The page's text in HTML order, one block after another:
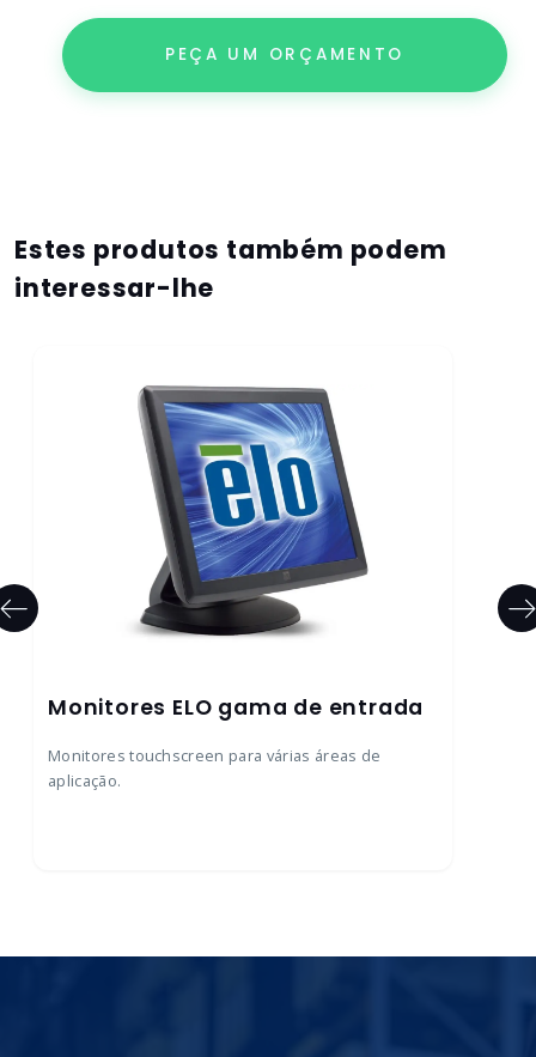
PEÇA UM ORÇAMENTO
Estes produtos também podem
interessar-lhe
Monitores ELO gama de entrada
Monitores touchscreen para várias áreas de
aplicação.